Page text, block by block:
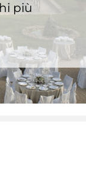
più